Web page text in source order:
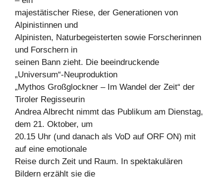
majestätischer Riese, der Generationen von
Alpinistinnen und
Alpinisten, Naturbegeisterten sowie Forscherinnen
und Forschern in
seinen Bann zieht. Die beeindruckende
„Universum“-Neuproduktion
„Mythos Großglockner – Im Wandel der Zeit“ der
Tiroler Regisseurin
Andrea Albrecht nimmt das Publikum am Dienstag,
dem 21. Oktober, um
20.15 Uhr (und danach als VoD auf ORF ON) mit
auf eine emotionale
Reise durch Zeit und Raum. In spektakulären
Bildern erzählt sie die